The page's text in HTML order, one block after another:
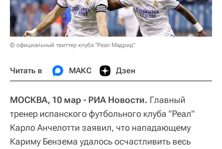
© официальный твиттер клуба "Реал Мадрид"
Читать в МАКС Дзен
МОСКВА, 10 мар - РИА Новости. Главный
тренер испанского футбольного клуба "Реал"
Карло Анчелотти заявил, что нападающему
Кариму Бензема удалось осчастливить весь